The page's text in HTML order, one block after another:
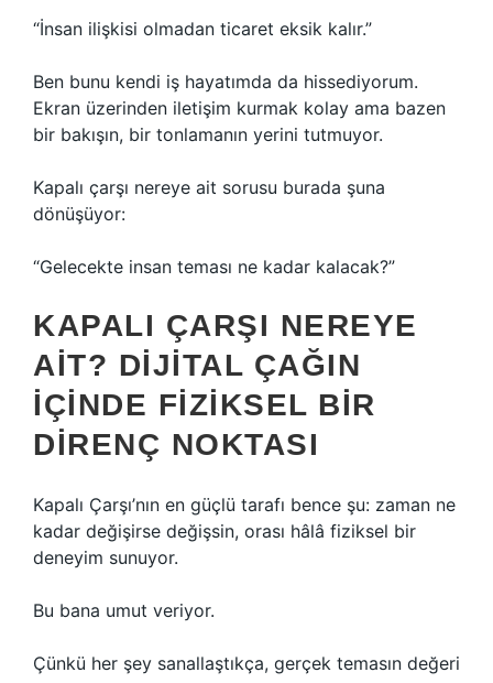
“İnsan ilişkisi olmadan ticaret eksik kalır.”
Ben bunu kendi iş hayatımda da hissediyorum.
Ekran üzerinden iletişim kurmak kolay ama bazen
bir bakışın, bir tonlamanın yerini tutmuyor.
Kapalı çarşı nereye ait sorusu burada şuna
dönüşüyor:
“Gelecekte insan teması ne kadar kalacak?”
KAPALI ÇARŞI NEREYE
AIT? DIJITAL ÇAĞIN
IÇINDE FIZIKSEL BIR
DIRENÇ NOKTASI
Kapalı Çarşı’nın en güçlü tarafı bence şu: zaman ne
kadar değişirse değişsin, orası hâlâ fiziksel bir
deneyim sunuyor.
Bu bana umut veriyor.
Çünkü her şey sanallaştıkça, gerçek temasın değeri